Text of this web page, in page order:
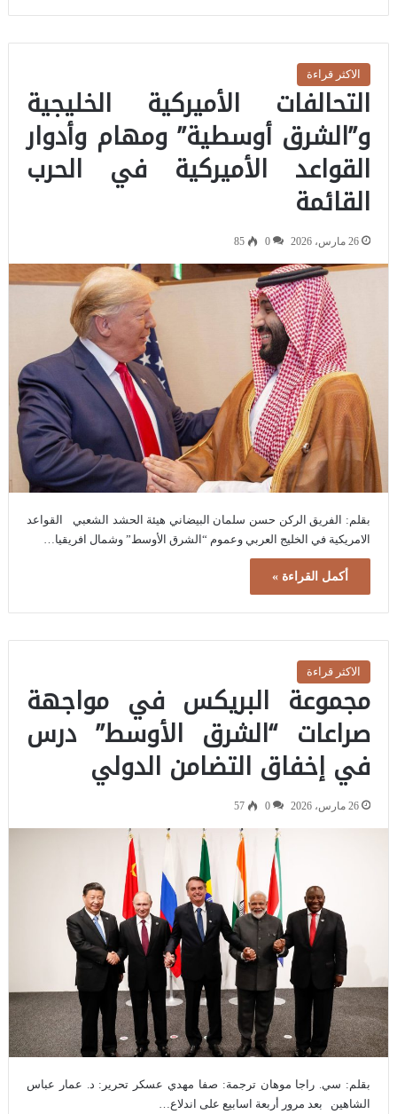
الاكثر قراءة
التحالفات الأميركية الخليجية
و”الشرق أوسطية” ومهام وأدوار
القواعد الأميركية في الحرب
القائمة
26 مارس، 2026 0
85
بقلم: الفريق الركن حسن سلمان البيضاني هيئة الحشد الشعبي القواعد
الامريكية في الخليج العربي وعموم “الشرق الأوسط” وشمال افريقيا…
أكمل القراءة »
الاكثر قراءة
مجموعة البريكس في مواجهة
صراعات “الشرق الأوسط” درس
في إخفاق التضامن الدولي
26 مارس، 2026 0
57
بقلم: سي. راجا موهان ترجمة: صفا مهدي عسكر تحرير: د. عمار عباس
الشاهين بعد مرور أربعة اسابيع على اندلاع…